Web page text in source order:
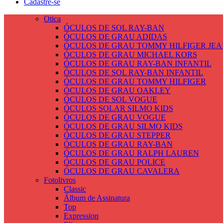
Cadastre-se
Otica
ÓCULOS DE SOL RAY-BAN
ÓCULOS DE GRAU ADIDAS
ÓCULOS DE GRAU TOMMY HILFIGER
ÓCULOS DE GRAU MICHAEL KORS
ÓCULOS DE GRAU RAY-BAN INFANTIL
ÓCULOS DE SOL RAY-BAN INFANTIL
ÓCULOS DE GRAU TOMMY HILFIGER
ÓCULOS DE GRAU OAKLEY
ÓCULOS DE SOL VOGUE
ÓCULOS SOLAR SILMO KIDS
ÓCULOS DE GRAU VOGUE
ÓCULOS DE GRAU SILMO KIDS
ÓCULOS DE GRAU STEPPER
ÓCULOS DE GRAU RAY-BAN
ÓCULOS DE GRAU RALPH LAUREN
ÓCULOS DE GRAU POLICE
ÓCULOS DE GRAU CAVALERA
Fotolivros
Classic
Álbum de Assinatura
Top
Expression